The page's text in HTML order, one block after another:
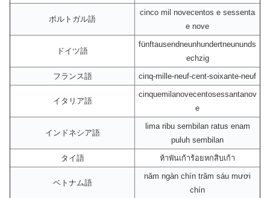
ポルトガル語
cinco mil novecentos e sessenta
e nove
ドイツ語
fünftausendneunhundertneununds
echzig
フランス語
cinq-mille-neuf-cent-soixante-neuf
イタリア語
cinquemilanovecentosessantanov
e
インドネシア語
lima ribu sembilan ratus enam
puluh sembilan
タイ語
ห้าพันเก้าร้อยหกสิบเก้า
ベトナム語
năm ngàn chín trăm sáu mươi
chín